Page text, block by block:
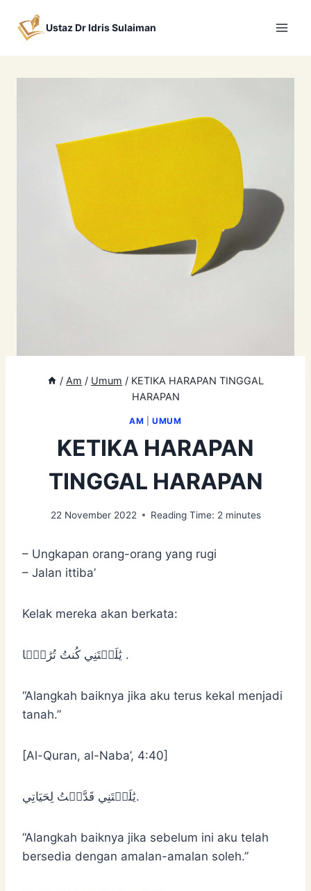
Ustaz Dr Idris Sulaiman
/ Am / Umum / KETIKA HARAPAN TINGGAL
HARAPAN
AM |UMUM
KETIKA HARAPAN
TINGGAL HARAPAN
22 November 2022 Reading Time: 2 minutes
– Ungkapan orang-orang yang rugi
– Jalan ittiba’
Kelak mereka akan berkata:
يَٰلَيۡتَنِي كُنتُ تُرَٰبَۢا .
“Alangkah baiknya jika aku terus kekal menjadi
tanah.”
[Al-Quran, al-Naba’, 4:40]
يَٰلَيۡتَنِي قَدَّمۡتُ لِحَيَاتِي.
“Alangkah baiknya jika sebelum ini aku telah
bersedia dengan amalan-amalan soleh.”